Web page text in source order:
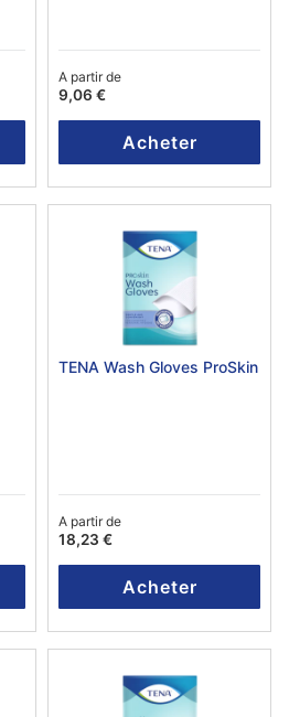
A partir de
9,06 €
Acheter
TENA Wash Gloves ProSkin
A partir de
18,23 €
Acheter